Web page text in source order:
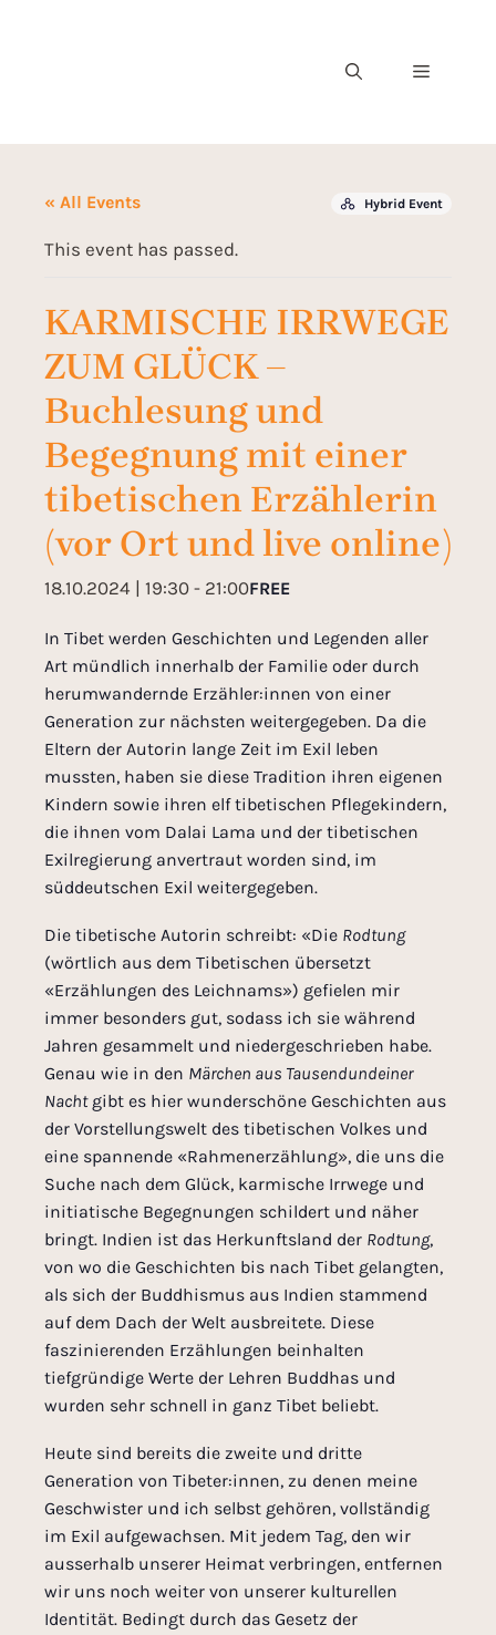
« All Events Hybrid Event
This event has passed.
KARMISCHE IRRWEGE
ZUM GLÜCK –
Buchlesung und
Begegnung mit einer
tibetischen Erzählerin
(vor Ort und live online)
18.10.2024 | 19:30 - 21:00FREE
In Tibet werden Geschichten und Legenden aller
Art mündlich innerhalb der Familie oder durch
herumwandernde Erzähler:innen von einer
Generation zur nächsten weitergegeben. Da die
Eltern der Autorin lange Zeit im Exil leben
mussten, haben sie diese Tradition ihren eigenen
Kindern sowie ihren elftibetischen Pflegekindern,
die ihnen vom Dalai Lama und der tibetischen
Exilregierung anvertraut worden sind, im
süddeutschen Exil weitergegeben.
Die tibetische Autorin schreibt: «Die Rodtung
(wörtlich aus dem Tibetischen übersetzt
«Erzählungen des Leichnams») gefielen mir
immer besonders gut, sodass ich sie während
Jahren gesammelt und niedergeschrieben habe.
Genau wie in den Märchen aus Tausendundeiner
Nachtgibt es hier wunderschöne Geschichten aus
der Vorstellungswelt des tibetischen Volkes und
eine spannende «Rahmenerzählung», die uns die
Suche nach dem Glück, karmische Irrwege und
initiatische Begegnungen schildert und näher
bringt. Indien ist das Herkunftsland der Rodtung,
von wo die Geschichten bis nach Tibet gelangten,
als sich der Buddhismus aus Indien stammend
auf dem Dach der Welt ausbreitete. Diese
faszinierenden Erzählungen beinhalten
tiefgründige Werte der Lehren Buddhas und
wurden sehr schnell in ganz Tibet beliebt.
Heute sind bereits die zweite und dritte
Generation von Tibeter:innen, zu denen meine
Geschwister und ich selbst gehören, vollständig
im Exil aufgewachsen. Mit jedem Tag, den wir
ausserhalb unserer Heimat verbringen, entfernen
wir uns noch weiter von unserer kulturellen
Identität. Bedingt durch das Gesetz der